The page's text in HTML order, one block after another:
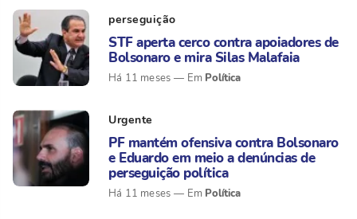
perseguição
STF aperta cerco contra apoiadores de
Bolsonaro e mira Silas Malafaia
Há 11 meses Política
Urgente
PF mantém ofensiva contra Bolsonaro
e Eduardo em meio a denúncias de
perseguição política
Há 11 meses Política